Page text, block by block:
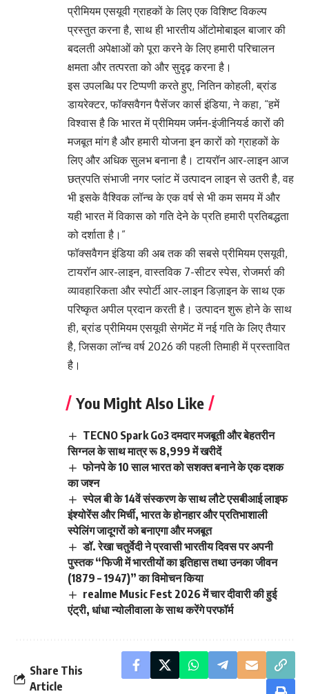
प्रीमियम एसयूवी ग्राहकों के लिए एक विशिष्ट विकल्प
प्रस्तुत करना है, साथ ही भारतीय ऑटोमोबाइल बाजार की
बदलती अपेक्षाओं को पूरा करने के लिए हमारी परिचालन
क्षमता और तत्परता को और सुदृढ़ करना है।
इस उपलब्धि पर टिप्पणी करते हुए, नितिन कोहली, ब्रांड
डायरेक्टर, फॉक्सवैगन पैसेंजर कार्स इंडिया, ने कहा, “हमें
विश्वास है कि भारत में प्रीमियम जर्मन-इंजीनियर्ड कारों की
मजबूत मांग है और हमारी योजना इन कारों को ग्राहकों के
लिए और अधिक सुलभ बनाना है। टायरॉन आर-लाइन आज
छत्रपति संभाजी नगर प्लांट में उत्पादन लाइन से उतरी है, वह
भी इसके वैश्विक लॉन्च के एक वर्ष से भी कम समय में और
यही भारत में विकास को गति देने के प्रति हमारी प्रतिबद्धता
को दर्शाता है।”
फॉक्सवैगन इंडिया की अब तक की सबसे प्रीमियम एसयूवी,
टायरॉन आर-लाइन, वास्तविक 7-सीटर स्पेस, रोजमर्रा की
व्यावहारिकता और स्पोर्टी आर-लाइन डिज़ाइन के साथ एक
परिष्कृत अपील प्रदान करती है। उत्पादन शुरू होने के साथ
ही, ब्रांड प्रीमियम एसयूवी सेगमेंट में नई गति के लिए तैयार
है, जिसका लॉन्च वर्ष 2026 की पहली तिमाही में प्रस्तावित
है।
You Might Also Like
TECNO Spark Go3 दमदार मजबूती और बेहतरीन
सिग्नल के साथ मात्र रू 8,999 में खरीदें
फोनपे के 10 साल भारत को सशक्त बनाने के एक दशक
का जश्न
स्पेल बी के 14वें संस्करण के साथ लौटे एसबीआई लाइफ
इंश्योरेंस और मिर्ची, भारत के होनहार और प्रतिभाशाली
स्पेलिंग जादूगरों को बनाएगा और मजबूत
डॉ. रेखा चतुर्वेदी ने प्रवासी भारतीय दिवस पर अपनी
पुस्तक “फिजी में भारतीयों का इतिहास तथा उनका जीवन
(1879 – 1947)” का विमोचन किया
realme Music Fest 2026 में चार दीवारी की हुई
एंट्री, धांधा न्योलीवाला के साथ करेंगे परफॉर्म
Share This
Article